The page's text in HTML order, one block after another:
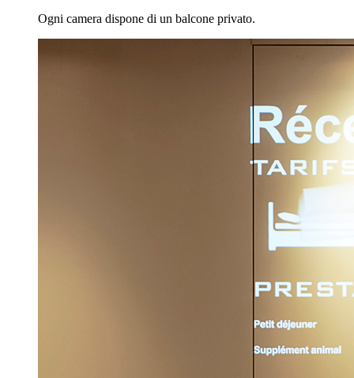
Ogni camera dispone di un balcone privato.